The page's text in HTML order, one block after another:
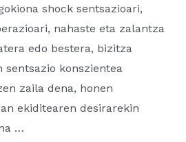
shock sentsazioari,
nahaste eta zalantza
edo bestera, bizitza
konszientea
zaila dena, honen
ekiditearen desirarekin
…